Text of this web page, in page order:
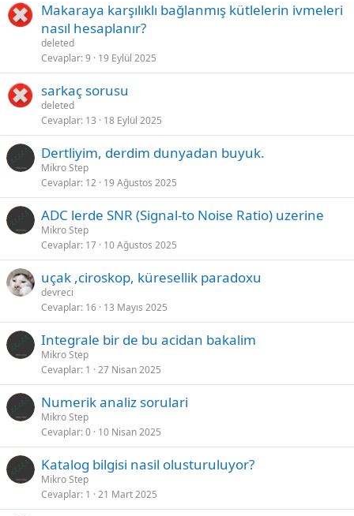
Makaraya karşılıklı bağlanmış kütlelerin ivmeleri
nasıl hesaplanır?
deleted
Cevaplar 9 19 Eylül 2025
sarkaç sorusu
deleted
Cevaplar 13 18 Eylül 2025
Dertliyim, derdim dunyadan buyuk.
Mikro Step
Cevaplar 12 19 Ağustos 2025
ADC lerde SNR (Signal-to Noise Ratio) uzerine
Mikro Step
Cevaplar 17 10 Ağustos 2025
uçak ,ciroskop, küresellik paradoxu
devreci
Cevaplar 16 13 Mayıs 2025
Integrale bir de bu acidan bakalim
Mikro Step
Cevaplar 1 27 Nisan 2025
Numerik analiz sorulari
Mikro Step
Cevaplar 0 10 Nisan 2025
Katalog bilgisi nasil olusturuluyor?
Mikro Step
Cevaplar 1 21 Mart 2025